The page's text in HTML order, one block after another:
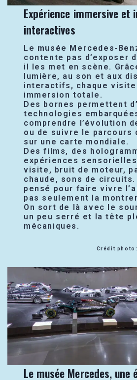
Expérience immersive et
interactives
Le musée Mercedes-
contente pas d’exposer
il les met en scène.
lumière, au son et aux
interactifs, chaque visite
immersion totale.
Des bornes permettent
technologies
comprendre l’évolution
ou de suivre le parcours
sur une carte mondiale.
Des films, des
expériences
visite, bruit de moteur,
chaude, sons de
pensé pour faire vivre
pas seulement la
On sort de là avec le
un peu serré et la tête
mécaniques.
Crédit
Le musée Mercedes, une